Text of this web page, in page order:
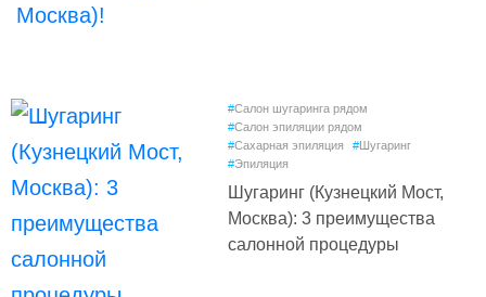
#Салон шугаринга рядом
#Салон эпиляции рядом
#Сахарная эпиляция #Шугаринг
#Эпиляция
Шугаринг (Кузнецкий Мост,
Москва): 3 преимущества
салонной процедуры